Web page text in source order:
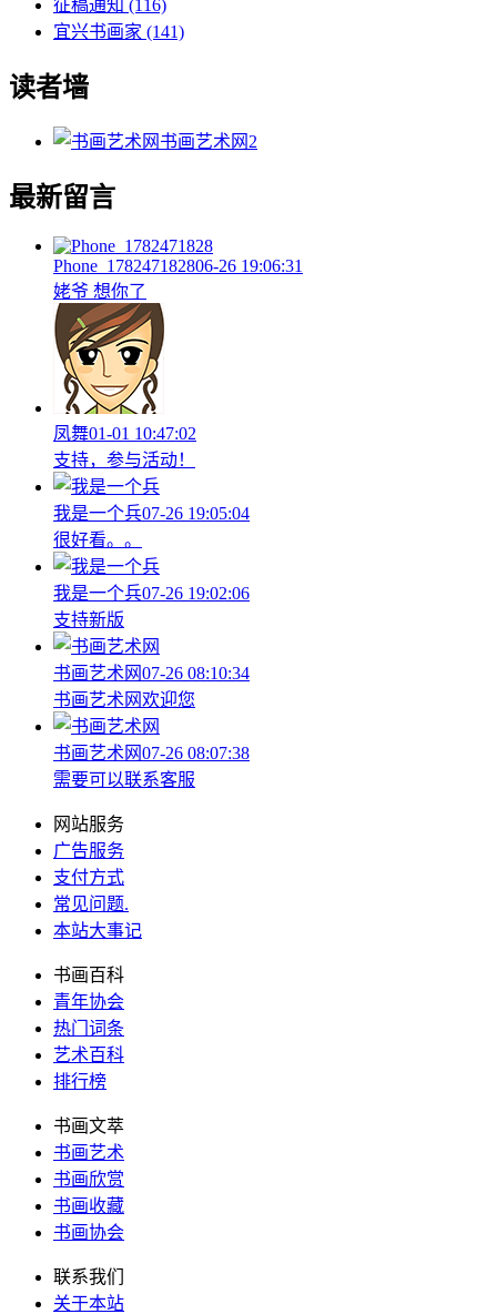
征稿通知 (116)
宜兴书画家 (141)
读者墙
书画艺术网 2
最新留言
Phone_178247182806-26 19:06:31
姥爷 想你了
凤舞01-01 10:47:02
支持，参与活动！
我是一个兵07-26 19:05:04
很好看。。
我是一个兵07-26 19:02:06
支持新版
书画艺术网07-26 08:10:34
书画艺术网欢迎您
书画艺术网07-26 08:07:38
需要可以联系客服
网站服务
广告服务
支付方式
常见问题.
本站大事记
书画百科
青年协会
热门词条
艺术百科
排行榜
书画文萃
书画艺术
书画欣赏
书画收藏
书画协会
联系我们
关于本站